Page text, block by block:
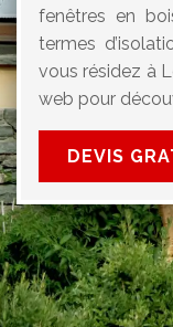
fenêtres en
termes
vous résidez à
web pour
DEVIS